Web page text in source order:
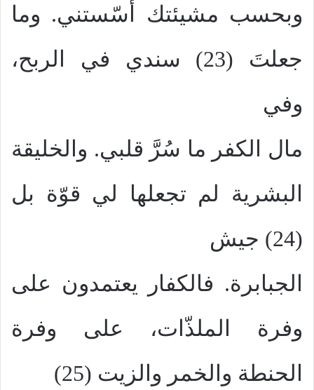
وبحسب مشيئتك أسّستني. وما
جعلتَ (23) سندي في الربح،
وفي
مال الكفر ما سُرَّ قلبي. والخليقة
البشرية لم تجعلها لي قوّة بل
(24) جيش
الجبابرة. فالكفار يعتمدون على
وفرة الملذّات، على وفرة
الحنطة والخمر والزيت (25)